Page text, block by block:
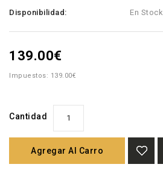
Disponibilidad:
En Stock
139.00€
Impuestos: 139.00€
Cantidad
Agregar Al Carro